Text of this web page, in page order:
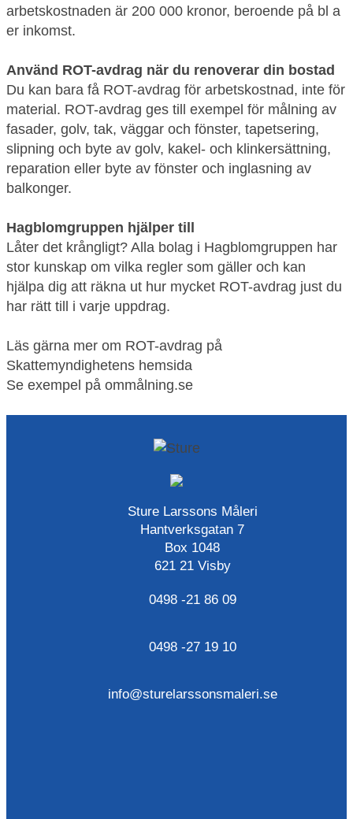
arbetskostnaden är 200 000 kronor, beroende på bl a
er inkomst.
Använd ROT-avdrag när du renoverar din bostad
Du kan bara få ROT-avdrag för arbetskostnad, inte för
material. ROT-avdrag ges till exempel för målning av
fasader, golv, tak, väggar och fönster, tapetsering,
slipning och byte av golv, kakel- och klinkersättning,
reparation eller byte av fönster och inglasning av
balkonger.
Hagblomgruppen hjälper till
Låter det krångligt? Alla bolag i Hagblomgruppen har
stor kunskap om vilka regler som gäller och kan
hjälpa dig att räkna ut hur mycket ROT-avdrag just du
har rätt till i varje uppdrag.
Läs gärna mer om ROT-avdrag på
Skattemyndighetens hemsida
Se exempel på ommålning.se
Sture Larssons Måleri
Hantverksgatan 7
Box 1048
621 21 Visby
0498 -21 86 09
0498 -27 19 10
info@sturelarssonsmaleri.se